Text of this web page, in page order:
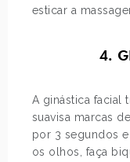
esticar a
4.
A ginástica facial
suavisa marcas
por 3 segundos
os olhos, faça